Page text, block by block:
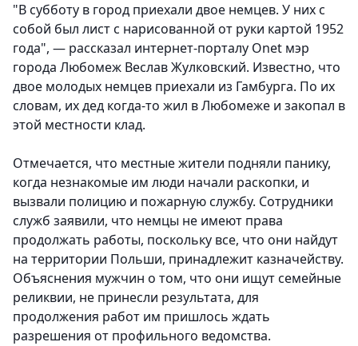
"В субботу в город приехали двое немцев. У них с
собой был лист с нарисованной от руки картой 1952
года", — рассказал интернет-порталу Onet мэр
города Любомеж Веслав Жулковский. Известно, что
двое молодых немцев приехали из Гамбурга. По их
словам, их дед когда-то жил в Любомеже и закопал в
этой местности клад.
Отмечается, что местные жители подняли панику,
когда незнакомые им люди начали раскопки, и
вызвали полицию и пожарную службу. Сотрудники
служб заявили, что немцы не имеют права
продолжать работы, поскольку все, что они найдут
на территории Польши, принадлежит казначейству.
Объяснения мужчин о том, что они ищут семейные
реликвии, не принесли результата, для
продолжения работ им пришлось ждать
разрешения от профильного ведомства.